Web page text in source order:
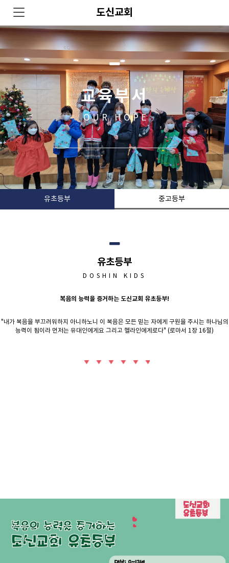
도신교회
교육부서
OUR HOPE
유초등부 중고등부
유초등부
DOSHIN KIDS
복음의 능력을 증거하는 도신교회 유초등부!
"내가 복음을 부끄러워하지 아니하노니 이 복음은 모든 믿는 자에게 구원을 주시는 하나님의
능력이 됨이라 먼저는 유대인에게요 그리고 헬라인에게로다" (로마서 1장 16절)